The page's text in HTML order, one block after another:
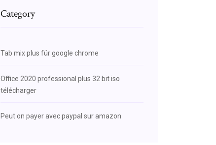
Category
Tab mix plus für google chrome
Office 2020 professional plus 32 bit iso
télécharger
Peut on payer avec paypal sur amazon